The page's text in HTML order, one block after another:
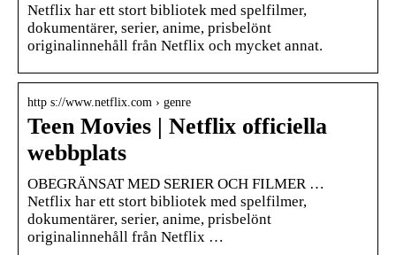
Netflix har ett stort bibliotek med spelfilmer,
dokumentärer, serier, anime, prisbelönt
originalinnehåll från Netflix och mycket annat.
http s://www.netflix.com › genre
Teen Movies | Netflix officiella
webbplats
OBEGRÄNSAT MED SERIER OCH FILMER …
Netflix har ett stort bibliotek med spelfilmer,
dokumentärer, serier, anime, prisbelönt
originalinnehåll från Netflix …